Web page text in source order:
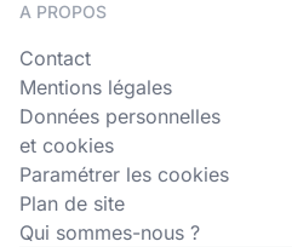
A PROPOS
Contact
Mentions légales
Données personnelles
et cookies
Paramétrer les cookies
Plan de site
Qui sommes-nous ?